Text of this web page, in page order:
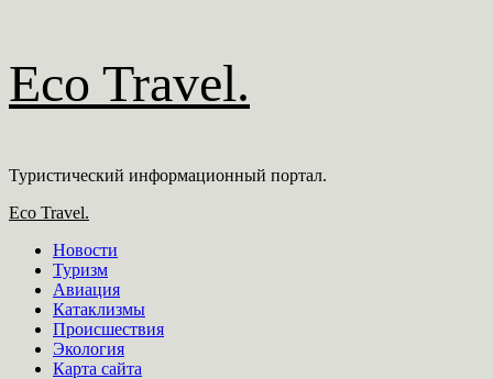
содержимому
Eco Travel.
Туристический информационный портал.
Основное
Eco Travel.
Новости
Туризм
Авиация
Катаклизмы
Происшествия
Экология
Карта сайта